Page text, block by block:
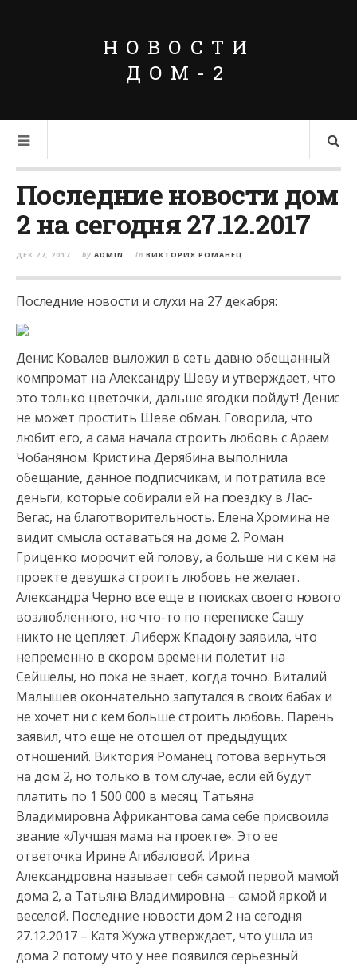
НОВОСТИ
ДОМ-2
Последние новости дом
2 на сегодня 27.12.2017
ДЕК 27, 2017 by ADMIN in ВИКТОРИЯ РОМАНЕЦ
Последние новости и слухи на 27 декабря:
Денис Ковалев выложил в сеть давно обещанный
компромат на Александру Шеву и утверждает, что
это только цветочки, дальше ягодки пойдут! Денис
не может простить Шеве обман. Говорила, что
любит его, а сама начала строить любовь с Араем
Чобаняном. Кристина Дерябина выполнила
обещание, данное подписчикам, и потратила все
деньги, которые собирали ей на поездку в Лас-
Вегас, на благотворительность. Елена Хромина не
видит смысла оставаться на доме 2. Роман
Гриценко морочит ей голову, а больше ни с кем на
проекте девушка строить любовь не желает.
Александра Черно все еще в поисках своего нового
возлюбленного, но что-то по переписке Сашу
никто не цепляет. Либерж Кпадону заявила, что
непременно в скором времени полетит на
Сейшелы, но пока не знает, когда точно. Виталий
Малышев окончательно запутался в своих бабах и
не хочет ни с кем больше строить любовь. Парень
заявил, что еще не отошел от предыдущих
отношений. Виктория Романец готова вернуться
на дом 2, но только в том случае, если ей будут
платить по 1 500 000 в месяц. Татьяна
Владимировна Африкантова сама себе присвоила
звание «Лучшая мама на проекте». Это ее
ответочка Ирине Агибаловой. Ирина
Александровна называет себя самой первой мамой
дома 2, а Татьяна Владимировна – самой яркой и
веселой. Последние новости дом 2 на сегодня
27.12.2017 – Катя Жужа утверждает, что ушла из
дома 2 потому что у нее появился серьезный